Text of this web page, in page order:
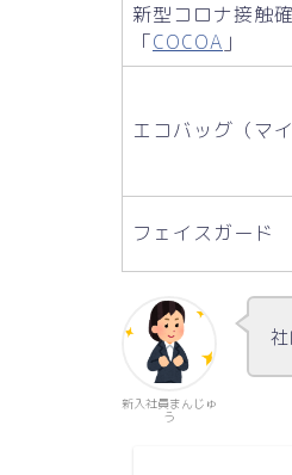
新型コロナ接触
「COCOA 」
エコバッグ（マ
フェイスガード
新入社員まんじゅ
う